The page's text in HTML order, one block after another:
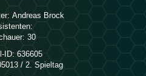
 
30
ID: 636605
/ 2. Spieltag